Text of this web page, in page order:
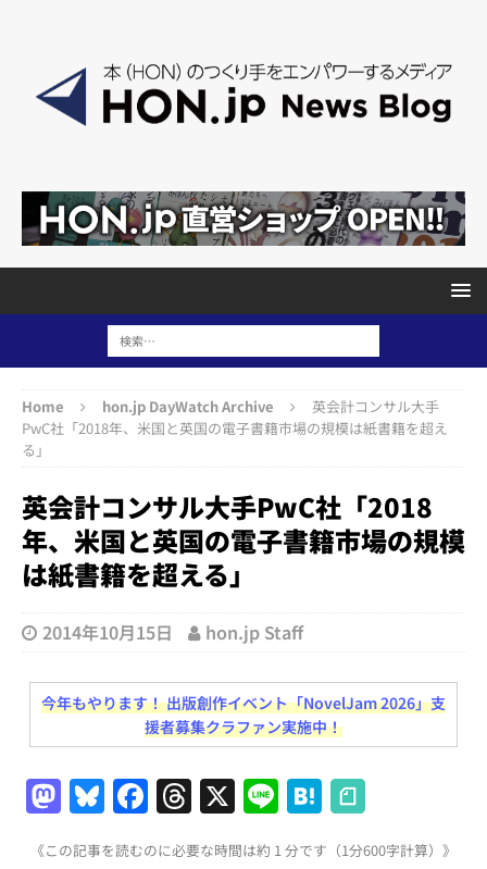
Home hon.jp DayWatch Archive
英会計コンサル大手
PwC社「2018年、米国と英国の電子書籍市場の規模は紙書籍を超え
る」
英会計コンサル大手PwC社「2018
年、米国と英国の電子書籍市場の規模
は紙書籍を超える」
2014年10月15日 hon.jp Staff
今年もやります！ 出版創作イベント「NovelJam 2026」支
援者募集クラファン実施中！
M
a
Bl
u
F
a
T
h
X Li
n
H
at
《この記事を読むのに必要な時間は約 1 分です（1分600字計算）》